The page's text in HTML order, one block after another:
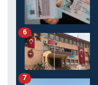
6
7